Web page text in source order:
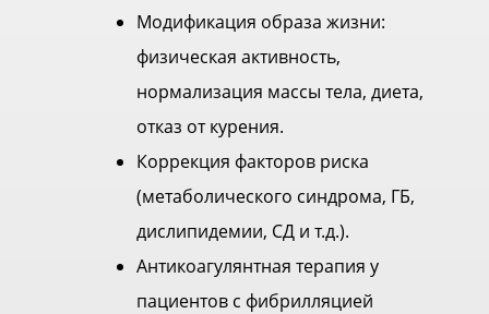
Модификация образа жизни:
физическая активность,
нормализация массы тела, диета,
отказ от курения.
Коррекция факторов риска
(метаболического синдрома, ГБ,
дислипидемии, СД и т.д.).
Антикоагулянтная терапия у
пациентов с фибрилляцией